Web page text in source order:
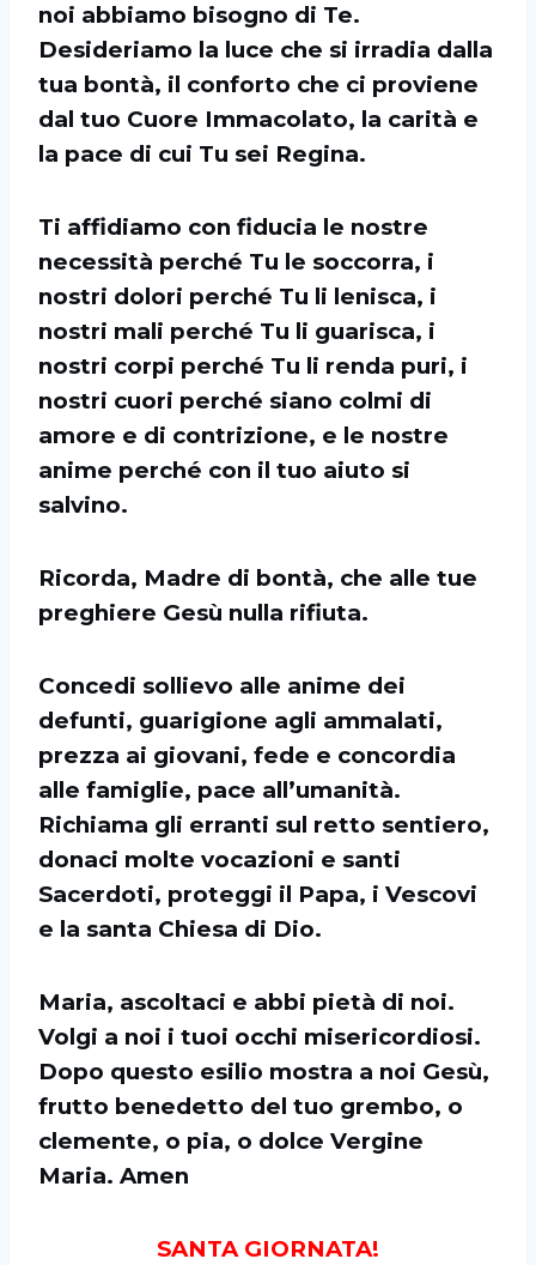
noi abbiamo bisogno di Te.
Desideriamo la luce che si irradia dalla
tua bontà, il conforto che ci proviene
dal tuo Cuore Immacolato, la carità e
la pace di cui Tu sei Regina.
Ti affidiamo con fiducia le nostre
necessità perché Tu le soccorra, i
nostri dolori perché Tu li lenisca, i
nostri mali perché Tu li guarisca, i
nostri corpi perché Tu li renda puri, i
nostri cuori perché siano colmi di
amore e di contrizione, e le nostre
anime perché con il tuo aiuto si
salvino.
Ricorda, Madre di bontà, che alle tue
preghiere Gesù nulla rifiuta.
Concedi sollievo alle anime dei
defunti, guarigione agli ammalati,
prezza ai giovani, fede e concordia
alle famiglie, pace all’umanità.
Richiama gli erranti sul retto sentiero,
donaci molte vocazioni e santi
Sacerdoti, proteggi il Papa, i Vescovi
e la santa Chiesa di Dio.
Maria, ascoltaci e abbi pietà di noi.
Volgi a noi i tuoi occhi misericordiosi.
Dopo questo esilio mostra a noi Gesù,
frutto benedetto del tuo grembo, o
clemente, o pia, o dolce Vergine
Maria. Amen
SANTA GIORNATA!